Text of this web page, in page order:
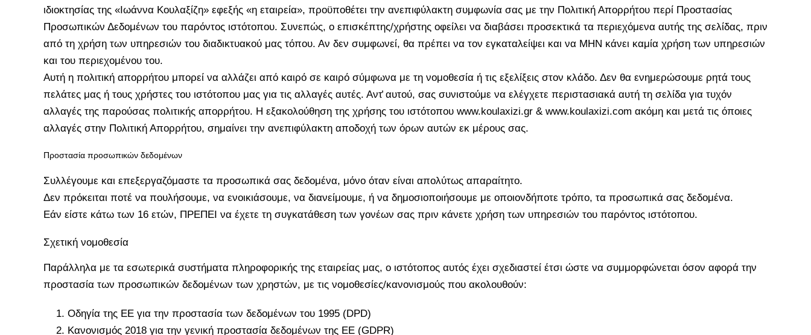
ιδιοκτησίας της «Ιωάννα Κουλαξίζη» εφεξής «η εταιρεία», προϋποθέτει την ανεπιφύλακτη συμφωνία σας με την Πολιτική Απορρήτου περί Προστασίας
Προσωπικών Δεδομένων του παρόντος ιστότοπου. Συνεπώς, ο επισκέπτης/χρήστης οφείλει να διαβάσει προσεκτικά τα περιεχόμενα αυτής της σελίδας, πριν
από τη χρήση των υπηρεσιών του διαδικτυακού μας τόπου. Αν δεν συμφωνεί, θα πρέπει να τον εγκαταλείψει και να ΜΗΝ κάνει καμία χρήση των υπηρεσιών
και του περιεχομένου του.
Αυτή η πολιτική απορρήτου μπορεί να αλλάζει από καιρό σε καιρό σύμφωνα με τη νομοθεσία ή τις εξελίξεις στον κλάδο. Δεν θα ενημερώσουμε ρητά τους
πελάτες μας ή τους χρήστες του ιστότοπου μας για τις αλλαγές αυτές. Αντ̓ αυτού, σας συνιστούμε να ελέγχετε περιστασιακά αυτή τη σελίδα για τυχόν
αλλαγές της παρούσας πολιτικής απορρήτου. Η εξακολούθηση της χρήσης του ιστότοπου www.koulaxizi.gr & www.koulaxizi.com ακόμη και μετά τις όποιες
αλλαγές στην Πολιτική Απορρήτου, σημαίνει την ανεπιφύλακτη αποδοχή των όρων αυτών εκ μέρους σας.
Προστασία προσωπικών δεδομένων
Συλλέγουμε και επεξεργαζόμαστε τα προσωπικά σας δεδομένα, μόνο όταν είναι απολύτως απαραίτητο.
Δεν πρόκειται ποτέ να πουλήσουμε, να ενοικιάσουμε, να διανείμουμε, ή να δημοσιοποιήσουμε με οποιονδήποτε τρόπο, τα προσωπικά σας δεδομένα.
Εάν είστε κάτω των 16 ετών, ΠΡΕΠΕΙ να έχετε τη συγκατάθεση των γονέων σας πριν κάνετε χρήση των υπηρεσιών του παρόντος ιστότοπου.
Σχετική νομοθεσία
Παράλληλα με τα εσωτερικά συστήματα πληροφορικής της εταιρείας μας, ο ιστότοπος αυτός έχει σχεδιαστεί έτσι ώστε να συμμορφώνεται όσον αφορά την
προστασία των προσωπικών δεδομένων των χρηστών, με τις νομοθεσίες/κανονισμούς που ακολουθούν:
Οδηγία της ΕΕ για την προστασία των δεδομένων του 1995 (DPD)
Κανονισμός 2018 για την γενική προστασία δεδομένων της ΕΕ (GDPR)